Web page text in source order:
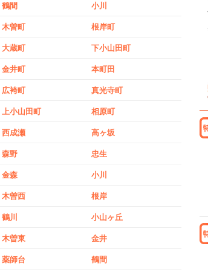
鶴間 小川
木曽町 根岸町
大蔵町 下小山田町
金井町 本町田
広袴町 真光寺町
上小山田町 相原町
西成瀬 高ヶ坂
森野 忠生
金森 小川
木曽西 根岸
鶴川 小山ヶ丘
木曽東 金井
薬師台 鶴間